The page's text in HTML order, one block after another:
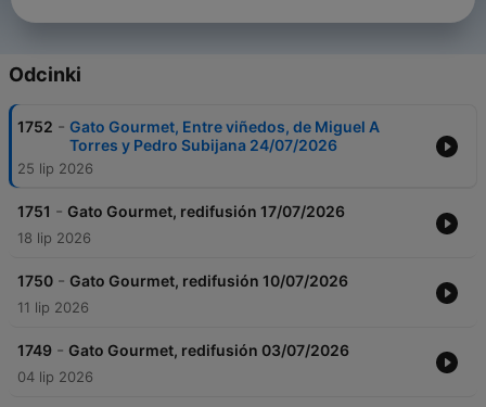
Odcinki
1752 - Gato Gourmet, Entre viñedos, de Miguel A
Torres y Pedro Subijana 24/07/2026
25 lip 2026
1751 - Gato Gourmet, redifusión 17/07/2026
18 lip 2026
1750 - Gato Gourmet, redifusión 10/07/2026
11 lip 2026
1749 - Gato Gourmet, redifusión 03/07/2026
04 lip 2026